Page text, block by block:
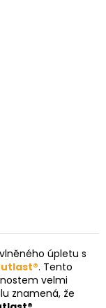
úpletu s
. Tento
velmi
znamená, že